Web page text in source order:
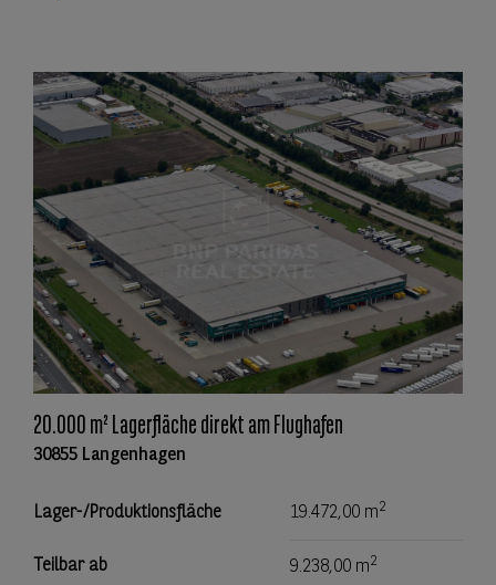
20.000 m² Lagerfläche direkt am Flughafen
30855 Langenhagen
Lager-/Produktionsfläche 19.472,00 m2
Teilbar ab 9.238,00 m2